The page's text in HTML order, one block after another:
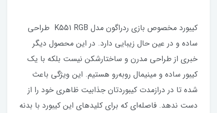
کیبورد مخصوص بازی ردراگون مدل K551 RGB طراحی
ساده و در عین حال زیبایی دارد. در این محصول دیگر
خبری از طراحی مدرن و ساختارشکن نیست بلکه با یک
کیبور ساده و مینیمال روبه‌رو هستیم. این ویژگی باعث
شده تا در درازمدت کیبوردتان جذابیت ظاهری خود را از
دست ندهد. فاصله‌ای که برای کلیدهای این کیبورد با بدنه